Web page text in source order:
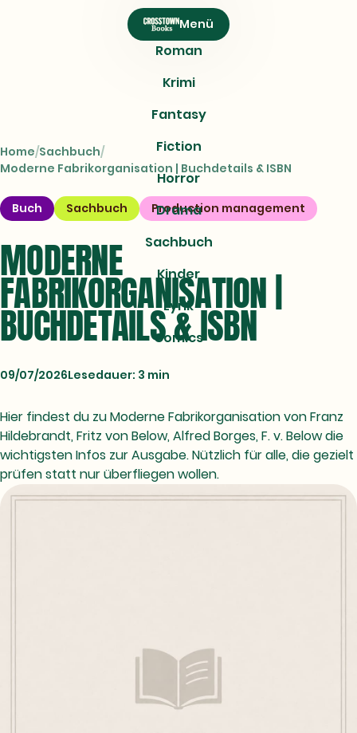
Menü
Roman
Krimi
Fantasy
Fiction
Horror
Drama
Sachbuch
Kinder
Lyrik
Comics
Home Sachbuch
Moderne Fabrikorganisation | Buchdetails & ISBN
Buch Sachbuch Production management
MODERNE
FABRIKORGANISATION |
BUCHDETAILS & ISBN
09/07/2026Lesedauer: 3 min
Hier findest du zu Moderne Fabrikorganisation von Franz
Hildebrandt, Fritz von Below, Alfred Borges, F. v. Below die
wichtigsten Infos zur Ausgabe. Nützlich für alle, die gezielt
prüfen statt nur überfliegen wollen.